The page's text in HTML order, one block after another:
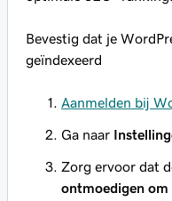
Bevestig dat je
geïndexeerd
Aanmelden bij
Ga naar
Zorg ervoor dat
ontmoedigen om